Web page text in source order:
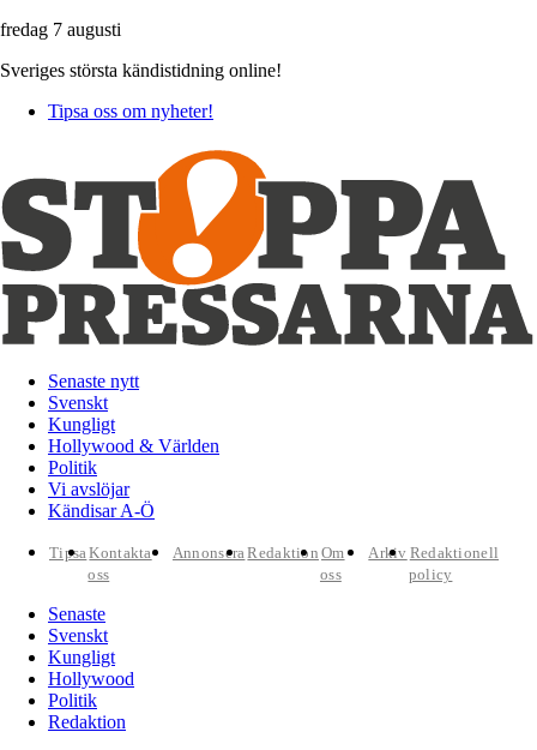
fredag 7 augusti
Sveriges största kändistidning online!
Tipsa oss om nyheter!
Senaste nytt
Svenskt
Kungligt
Hollywood & Världen
Politik
Vi avslöjar
Kändisar A-Ö
TipsaKontakta
oss
AnnonseraRedaktion Om
oss
Arkiv Redaktionell
policy
Senaste
Svenskt
Kungligt
Hollywood
Politik
Redaktion